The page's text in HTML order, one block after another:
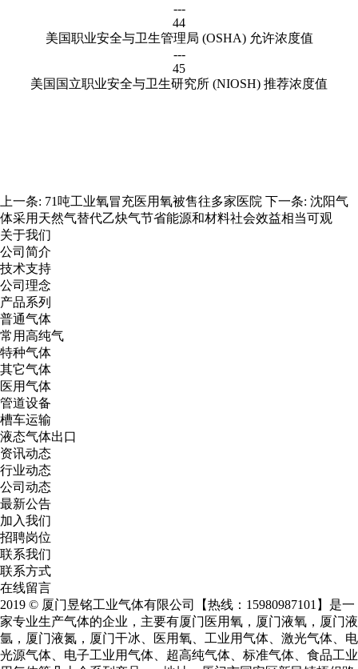
---
44
美国职业安全与卫生管理局 (OSHA) 允许浓度值
---
45
美国国立职业安全与卫生研究所 (NIOSH) 推荐浓度值
上一条: 71吨工业氧冒充医用氧被售往多家医院 下一条: 沈阳气
体采用天然气替代乙炔气节省能源和材料社会效益相当可观
关于我们
公司简介
技术支持
公司理念
产品系列
普通气体
常用高纯气
特种气体
其它气体
医用气体
管道设备
槽车运输
液态气体出口
资讯动态
行业动态
公司动态
最新公告
加入我们
招聘岗位
联系我们
联系方式
在线留言
2019 © 厦门昱铭工业气体有限公司【热线：15980987101】是一
家专业生产气体的企业，主要有厦门医用氧 ， 厦门液氧 ， 厦门液
氩 ， 厦门液氮 ，厦门干冰、医用氧、工业用气体、激光气体、电
光源气体、电子工业用气体、超高纯气体、标准气体、食品工业